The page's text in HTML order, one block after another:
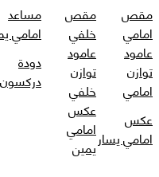
مقص
امامي
مقص
خلفي
مساعد
امامي
عامود
توازن
امامي
عامود
توازن
خلفي
دودة
دركسون
عكس
امامي يسار
عكس
امامي
يمين